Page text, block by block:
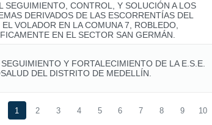
SEGUIMIENTO, CONTROL, Y SOLUCIÓN A LOS
DERIVADOS DE LAS ESCORRENTÍAS DEL
VOLADOR EN LA COMUNA 7, ROBLEDO,
EN EL SECTOR SAN GERMÁN.
Y FORTALECIMIENTO DE LA E.S.E.
DEL DISTRITO DE MEDELLÍN.
1 2 3 4 5 6 7 8 9 10